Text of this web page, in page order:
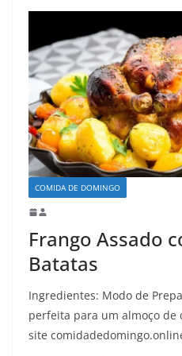
COMIDA DE DOMINGO
Frango Assado
Batatas
Ingredientes: Modo de
perfeita para um almoço de
site